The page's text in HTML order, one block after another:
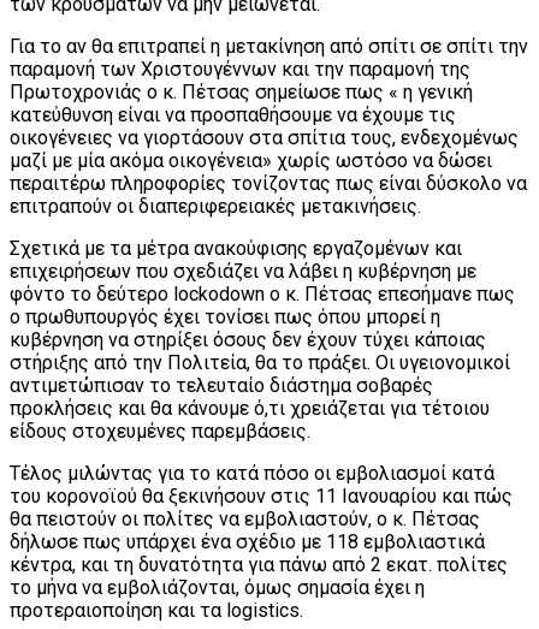
Για το αν θα επιτραπεί η μετακίνηση από σπίτι σε σπίτι την
παραμονή των Χριστουγέννων και την παραμονή της
Πρωτοχρονιάς ο κ. Πέτσας σημείωσε πως « η γενική
κατεύθυνση είναι να προσπαθήσουμε να έχουμε τις
οικογένειες να γιορτάσουν στα σπίτια τους, ενδεχομένως
μαζί με μία ακόμα οικογένεια» χωρίς ωστόσο να δώσει
περαιτέρω πληροφορίες τονίζοντας πως είναι δύσκολο να
επιτραπούν οι διαπεριφερειακές μετακινήσεις.
Σχετικά με τα μέτρα ανακούφισης εργαζομένων και
επιχειρήσεων που σχεδιάζει να λάβει η κυβέρνηση με
φόντο το δεύτερο lockodown ο κ. Πέτσας επεσήμανε πως
ο πρωθυπουργός έχει τονίσει πως όπου μπορεί η
κυβέρνηση να στηρίξει όσους δεν έχουν τύχει κάποιας
στήριξης από την Πολιτεία, θα το πράξει. Οι υγειονομικοί
αντιμετώπισαν το τελευταίο διάστημα σοβαρές
προκλήσεις και θα κάνουμε ό,τι χρειάζεται για τέτοιου
είδους στοχευμένες παρεμβάσεις.
Τέλος μιλώντας για το κατά πόσο οι εμβολιασμοί κατά
του κορονοϊού θα ξεκινήσουν στις 11 Ιανουαρίου και πώς
θα πειστούν οι πολίτες να εμβολιαστούν, ο κ. Πέτσας
δήλωσε πως υπάρχει ένα σχέδιο με 118 εμβολιαστικά
κέντρα, και τη δυνατότητα για πάνω από 2 εκατ. πολίτες
το μήνα να εμβολιάζονται, όμως σημασία έχει η
προτεραιοποίηση και τα logistics.